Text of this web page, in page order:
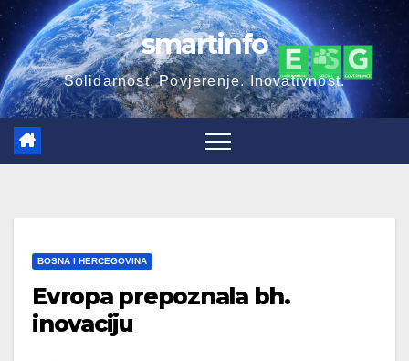
smartinfo
Solidarnost. Povjerenje. Inovativnost.
BOSNA I HERCEGOVINA
Evropa prepoznala bh.
inovaciju